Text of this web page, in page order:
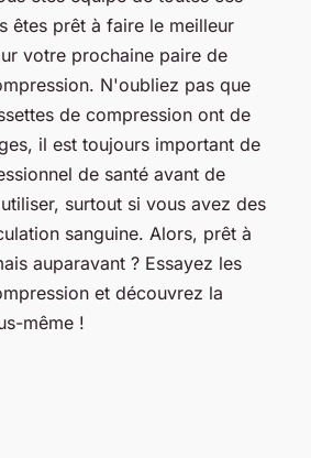
êtes prêt à faire le meilleur
votre prochaine paire de
N'oubliez pas que
de compression ont de
il est toujours important de
de santé avant de
surtout si vous avez des
sanguine. Alors, prêt à
auparavant ? Essayez les
et découvrez la
même !